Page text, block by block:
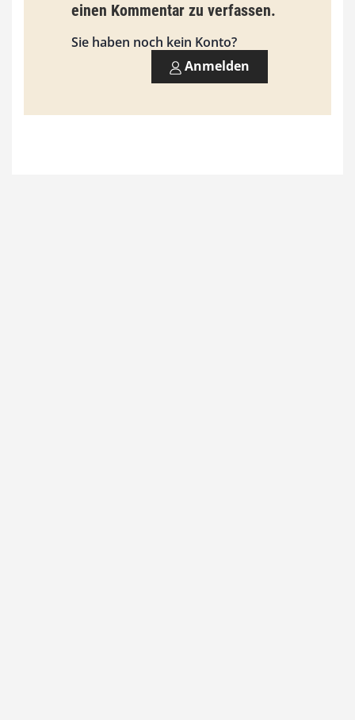
einen Kommentar zu verfassen.
Sie haben noch kein Konto?
Anmelden